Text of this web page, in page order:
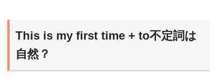
This is my first time + to不定詞は
自然？